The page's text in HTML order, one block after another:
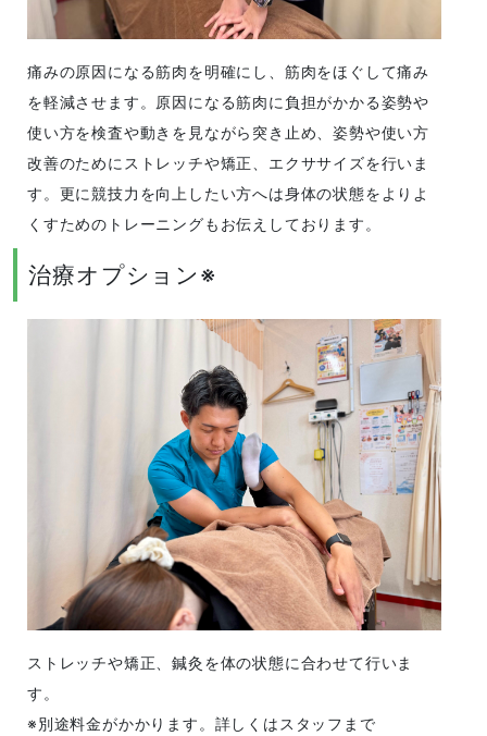
痛みの原因になる筋肉を明確にし、筋肉をほぐして痛み
を軽減させます。原因になる筋肉に負担がかかる姿勢や
使い方を検査や動きを見ながら突き止め、姿勢や使い方
改善のためにストレッチや矯正、エクササイズを行いま
す。更に競技力を向上したい方へは身体の状態をよりよ
くすためのトレーニングもお伝えしております。
治療オプション※
ストレッチや矯正、鍼灸を体の状態に合わせて行いま
す。
※別途料金がかかります。詳しくはスタッフまで